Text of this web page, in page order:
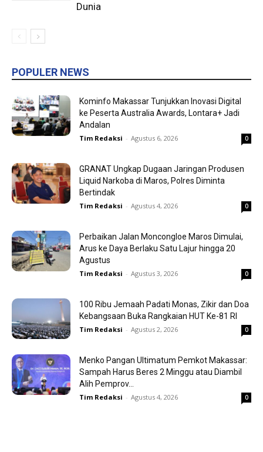
Dunia
POPULER NEWS
Kominfo Makassar Tunjukkan Inovasi Digital
ke Peserta Australia Awards, Lontara+ Jadi
Andalan
Tim Redaksi - Agustus 6, 2026 0
GRANAT Ungkap Dugaan Jaringan Produsen
Liquid Narkoba di Maros, Polres Diminta
Bertindak
Tim Redaksi - Agustus 4, 2026 0
Perbaikan Jalan Moncongloe Maros Dimulai,
Arus ke Daya Berlaku Satu Lajur hingga 20
Agustus
Tim Redaksi - Agustus 3, 2026 0
100 Ribu Jemaah Padati Monas, Zikir dan Doa
Kebangsaan Buka Rangkaian HUT Ke-81 RI
Tim Redaksi - Agustus 2, 2026 0
Menko Pangan Ultimatum Pemkot Makassar:
Sampah Harus Beres 2 Minggu atau Diambil
Alih Pemprov...
Tim Redaksi - Agustus 4, 2026 0